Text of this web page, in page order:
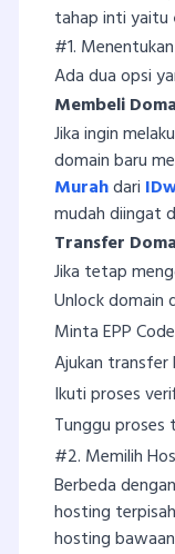
tahap inti yaitu
#1.
Ada dua opsi
Membeli
Jika ingin
domain baru
Murahdari
mudah diingat
Transfer
Jika tetap
Unlock domain
Minta EPP
Ajukan transfer
Ikuti proses
Tunggu proses
#2. Memilih
Berbeda
hosting
hosting